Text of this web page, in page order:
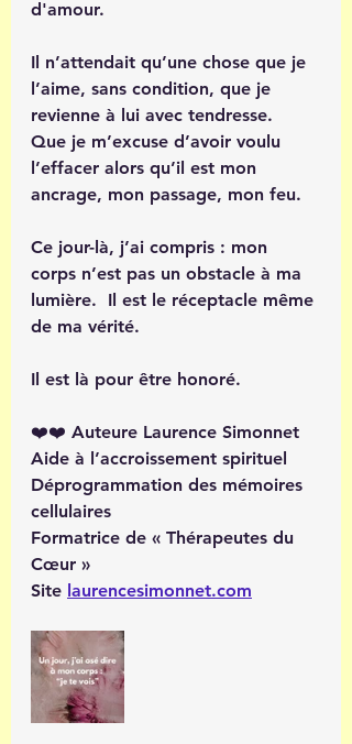
d'amour.
Il n’attendait qu’une chose que je
l’aime, sans condition, que je
revienne à lui avec tendresse.
Que je m’excuse d’avoir voulu
l’effacer alors qu’il est mon
ancrage, mon passage, mon feu.
Ce jour-là, j’ai compris : mon
corps n’est pas un obstacle à ma
lumière.  Il est le réceptacle même
de ma vérité.
Il est là pour être honoré.
❤️❤️ Auteure Laurence Simonnet
Aide à l’accroissement spirituel
Déprogrammation des mémoires
cellulaires
Formatrice de « Thérapeutes du
Cœur »
Site laurencesimonnet.com